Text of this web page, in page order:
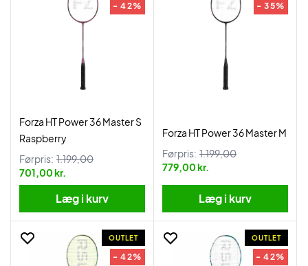
- 42%
Forza HT Power 36 Master S
Raspberry
Førpris: 1.199,00
701,00 kr.
Læg i kurv
- 35%
Forza HT Power 36 Master M
Førpris: 1.199,00
779,00 kr.
Læg i kurv
OUTLET
- 42%
OUTLET
- 42%